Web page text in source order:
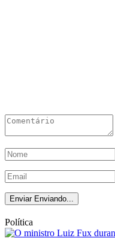
Enviar Enviando...
Política